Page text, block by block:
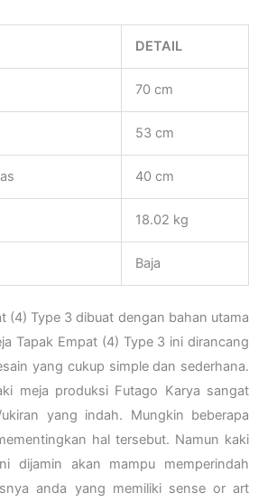
DETAIL
70 cm
53 cm
40 cm
18.02 kg
Baja
(4) Type 3 dibuat dengan bahan utama
Tapak Empat (4) Type 3 ini dirancang
yang cukup simple dan sederhana.
meja produksi Futago Karya sangat
yang indah. Mungkin beberapa
hal tersebut. Namun kaki
dijamin akan mampu memperindah
anda yang memiliki sense or art